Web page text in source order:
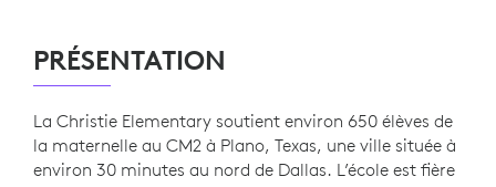
PRÉSENTATION
La Christie Elementary soutient environ 650 élèves de
la maternelle au CM2 à Plano, Texas, une ville située à
environ 30 minutes au nord de Dallas. L’école est fière